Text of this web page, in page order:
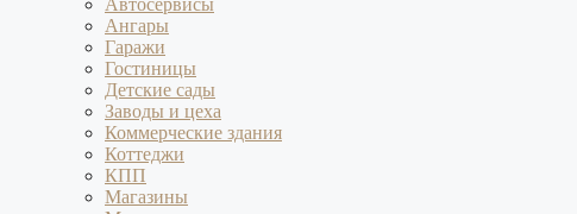
Автосервисы
Ангары
Гаражи
Гостиницы
Детские сады
Заводы и цеха
Коммерческие здания
Коттеджи
КПП
Магазины